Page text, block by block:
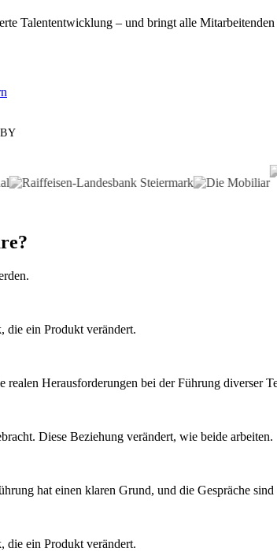
Talententwicklung – und bringt alle
die ein Produkt verändert.
Herausforderungen bei der Führung diverser
Diese Beziehung verändert, wie beide arbeiten.
hat einen klaren Grund, und die Gespräche
die ein Produkt verändert.